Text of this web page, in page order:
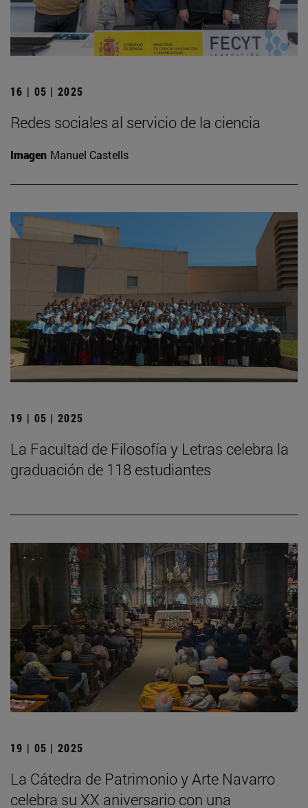
16 | 05 | 2025
Redes sociales al servicio de la ciencia
Imagen Manuel Castells
19 | 05 | 2025
La Facultad de Filosofía y Letras celebra la
graduación de 118 estudiantes
19 | 05 | 2025
La Cátedra de Patrimonio y Arte Navarro
celebra su XX aniversario con una